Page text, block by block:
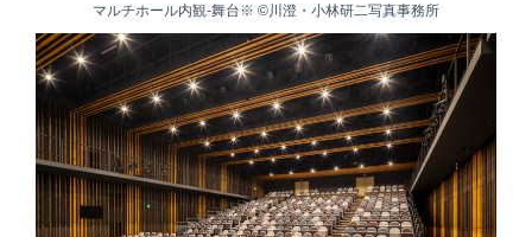
マルチホール内観-舞台※ ©川澄・小林研二写真事務所